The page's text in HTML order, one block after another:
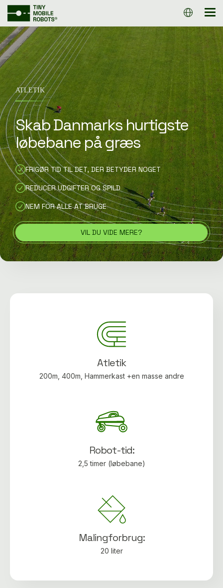
Gå
direkte
hovedindholdet.
Genveje
SAMMENLIGN
ROBOTTER
PRISER &
FINANSIERING
KØB EN
ROBOT
Sportsgrene
FODBOLD
ATLETIK
AMERIKANSK
FODBOLD
Genveje
KNOW-HOW
ATLETIK
Skab Danmarks hurtigste
løbebane på græs
FRIGØR TID TIL DET, DER BETYDER NOGET
REDUCER UDGIFTER OG SPILD
NEM FOR ALLE AT BRUGE
VIL DU VIDE MERE?
Atletik
200m, 400m, Hammerkast +en masse andre
Robot-tid:
2,5 timer (løbebane)
Malingforbrug:
20 liter